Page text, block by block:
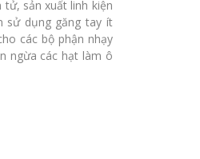
sản xuất linh kiện
sử dụng găng tay ít
các bộ phận nhạy
ngừa các hạt làm ô